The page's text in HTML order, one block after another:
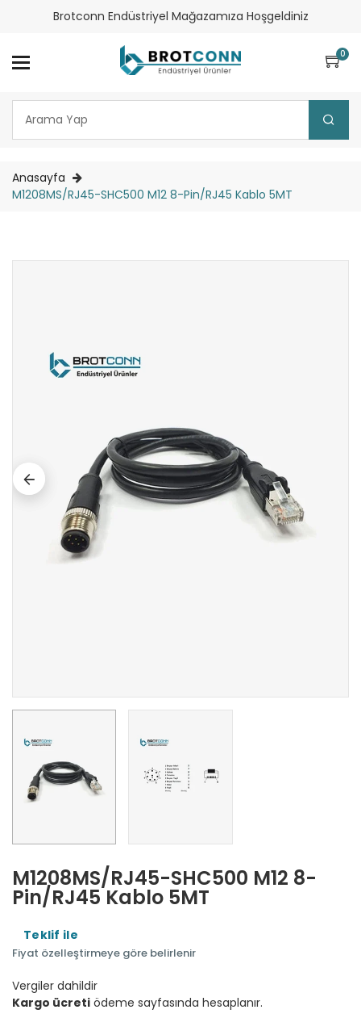
Brotconn Endüstriyel Mağazamıza Hoşgeldiniz
0
Anasayfa
M1208MS/RJ45-SHC500 M12 8-Pin/RJ45 Kablo 5MT
M1208MS/RJ45-SHC500 M12 8-
Pin/RJ45 Kablo 5MT
Teklif ile
Fiyat özelleştirmeye göre belirlenir
Vergiler dahildir
Kargo ücreti ödeme sayfasında hesaplanır.